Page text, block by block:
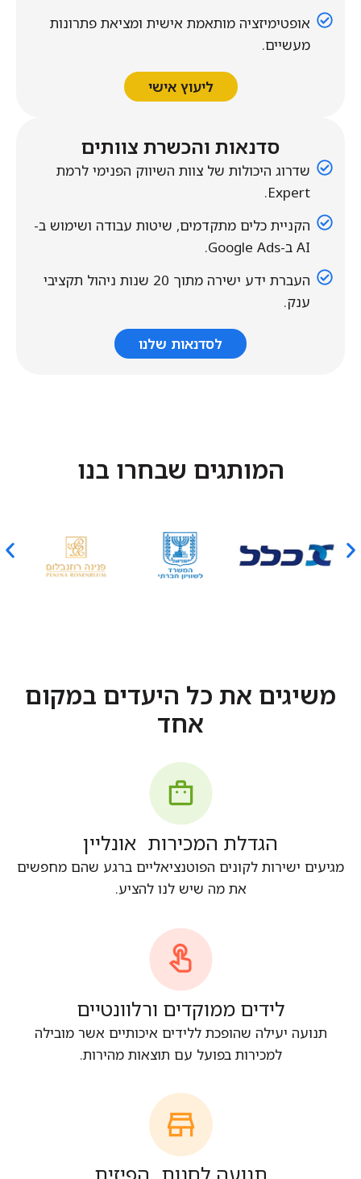
אופטימיזציה מותאמת אישית ומציאת פתרונות
מעשיים.
ליעוץ אישי
סדנאות והכשרת צוותים
שדרוג היכולות של צוות השיווק הפנימי לרמת
Expert.
הקניית כלים מתקדמים, שיטות עבודה ושימוש ב-
AI ב-Google Ads.
העברת ידע ישירה מתוך 20 שנות ניהול תקציבי
ענק.
לסדנאות שלנו
המותגים שבחרו בנו
משיגים את כל היעדים במקום
אחד
הגדלת המכירות אונליין
מגיעים ישירות לקונים הפוטנציאליים ברגע שהם מחפשים
את מה שיש לנו להציע.
לידים ממוקדים ורלוונטיים
תנועה יעילה שהופכת ללידים איכותיים אשר מובילה
למכירות בפועל עם תוצאות מהירות.